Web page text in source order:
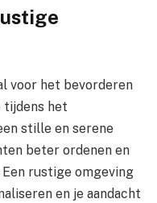
voor het bevorderen
het
stille en serene
beter ordenen en
rustige omgeving
en je aandacht